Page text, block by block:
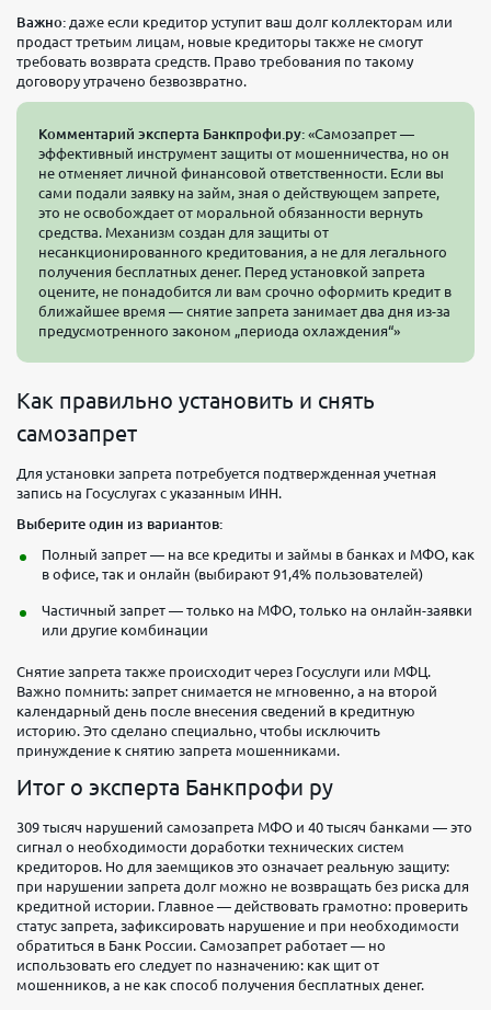
Важно: даже если кредитор уступит ваш долг коллекторам или
продаст третьим лицам, новые кредиторы также не смогут
требовать возврата средств. Право требования по такому
договору утрачено безвозвратно.
Комментарий эксперта Банкпрофи.ру: «Самозапрет —
эффективный инструмент защиты от мошенничества, но он
не отменяет личной финансовой ответственности. Если вы
сами подали заявку на займ, зная о действующем запрете,
это не освобождает от моральной обязанности вернуть
средства. Механизм создан для защиты от
несанкционированного кредитования, а не для легального
получения бесплатных денег. Перед установкой запрета
оцените, не понадобится ли вам срочно оформить кредит в
ближайшее время — снятие запрета занимает два дня из-за
предусмотренного законом „периода охлаждения“»
Как правильно установить и снять
самозапрет
Для установки запрета потребуется подтвержденная учетная
запись на Госуслугах с указанным ИНН.
Выберите один из вариантов:
Полный запрет — на все кредиты и займы в банках и МФО, как
в офисе, так и онлайн (выбирают 91,4% пользователей)
Частичный запрет — только на МФО, только на онлайн-заявки
или другие комбинации
Снятие запрета также происходит через Госуслуги или МФЦ.
Важно помнить: запрет снимается не мгновенно, а на второй
календарный день после внесения сведений в кредитную
историю. Это сделано специально, чтобы исключить
принуждение к снятию запрета мошенниками.
Итог о эксперта Банкпрофи ру
309 тысяч нарушений самозапрета МФО и 40 тысяч банками — это
сигнал о необходимости доработки технических систем
кредиторов. Но для заемщиков это означает реальную защиту:
при нарушении запрета долг можно не возвращать без риска для
кредитной истории. Главное — действовать грамотно: проверить
статус запрета, зафиксировать нарушение и при необходимости
обратиться в Банк России. Самозапрет работает — но
использовать его следует по назначению: как щит от
мошенников, а не как способ получения бесплатных денег.